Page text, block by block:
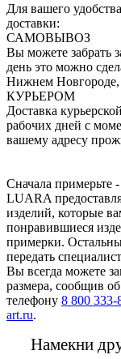
Для вашего
доставки:
САМОВЫВОЗ
Вы можете забрать
день это можно
Нижнем Новгороде,
КУРЬЕРОМ
Доставка
рабочих дней с
вашему адресу
Сначала примерьте
LUARA
изделий, которые
понравившиеся
примерки.
передать
Вы всегда можете
размера, сообщив
телефону 8 800 333-
art.ru.
Намекни